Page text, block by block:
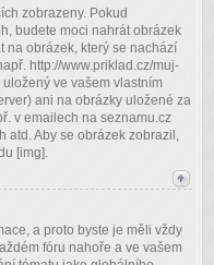
zobrazeny. Pokud
budete moci nahrát obrázek
na obrázek, který se nachází
http://www.priklad.cz/muj-
ve vašem vlastním
ani na obrázky uložené za
v emailech na seznamu.cz
atd. Aby se obrázek zobrazil,
[img].
a proto byste je měli vždy
fóru nahoře a ve vašem